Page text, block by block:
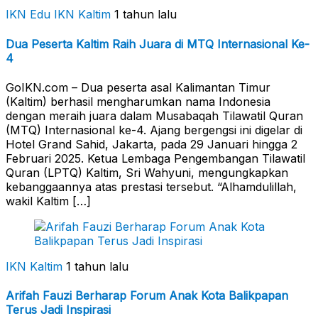
IKN Edu IKN Kaltim 1 tahun lalu
Dua Peserta Kaltim Raih Juara di MTQ Internasional Ke-
4
GoIKN.com – Dua peserta asal Kalimantan Timur
(Kaltim) berhasil mengharumkan nama Indonesia
dengan meraih juara dalam Musabaqah Tilawatil Quran
(MTQ) Internasional ke-4. Ajang bergengsi ini digelar di
Hotel Grand Sahid, Jakarta, pada 29 Januari hingga 2
Februari 2025. Ketua Lembaga Pengembangan Tilawatil
Quran (LPTQ) Kaltim, Sri Wahyuni, mengungkapkan
kebanggaannya atas prestasi tersebut. “Alhamdulillah,
wakil Kaltim […]
IKN Kaltim 1 tahun lalu
Arifah Fauzi Berharap Forum Anak Kota Balikpapan
Terus Jadi Inspirasi